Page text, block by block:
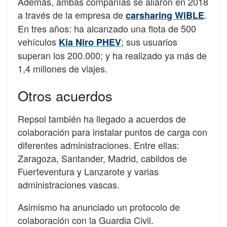
a través de la empresa decarsharing WiBLE.
En tres años: ha alcanzado una flota de 500
vehículos Kia Niro PHEV; sus usuarios
superan los 200.000; y ha realizado ya más de
1,4 millones de viajes.
Otros acuerdos
Repsol también ha llegado a acuerdos de
colaboración para instalar puntos de carga con
diferentes administraciones. Entre ellas:
Zaragoza, Santander, Madrid, cabildos de
Fuerteventura y Lanzarote y varias
administraciones vascas.
Asimismo ha anunciado un protocolo de
colaboración con la Guardia Civil.